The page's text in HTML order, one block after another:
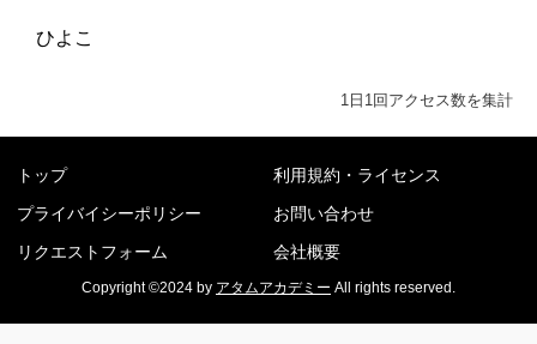
ひよこ
1日1回アクセス数を集計
トップ
利用規約・ライセンス
プライバイシーポリシー
お問い合わせ
リクエストフォーム
会社概要
Copyright ©2024 by アタムアカデミー All rights reserved.